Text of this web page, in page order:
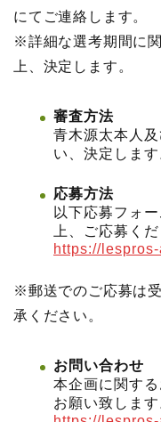
にてご連絡します。
※詳細な選考期間に
上、決定します。
審査方法
青木源太本人
い、決定します
応募方法
以下応募フォ
上、ご応募くだ
https://
※郵送でのご応募は
承ください。
お問い合わせ
本企画に関す
お願い致します